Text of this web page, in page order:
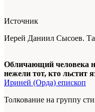
Источник
Иерей Даниил Сысоев.
Обличающий человека
нежели тот, кто льстит
Ириней (Орда) епископ
Толкование на группу